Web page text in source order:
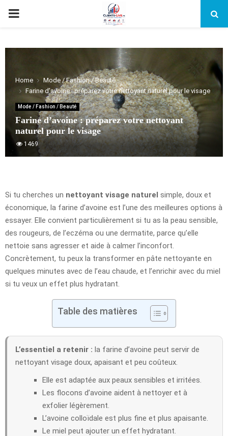
PRIMARY
Home
Mode / Fashion / Beauté
Farine d’avoine : préparez votre nettoyant naturel pour le visage
Mode / Fashion / Beauté
Farine d’avoine : préparez votre nettoyant
naturel pour le visage
1469
Si tu cherches un nettoyant visage naturel simple, doux et
économique, la farine d’avoine est l’une des meilleures options à
essayer. Elle convient particulièrement si tu as la peau sensible,
des rougeurs, de l’eczéma ou une dermatite, parce qu’elle
nettoie sans agresser et aide à calmer l’inconfort.
Concrètement, tu peux la transformer en pâte nettoyante en
quelques minutes avec de l’eau chaude, et l’enrichir avec du miel
si tu veux un effet plus hydratant.
Table des matières
L’essentiel a retenir : la farine d’avoine peut servir de
nettoyant visage doux, apaisant et peu coûteux.
Elle est adaptée aux peaux sensibles et irritées.
Les flocons d’avoine aident à nettoyer et à
exfolier légèrement.
L’avoine colloïdale est plus fine et plus apaisante.
Le miel peut ajouter un effet hydratant.